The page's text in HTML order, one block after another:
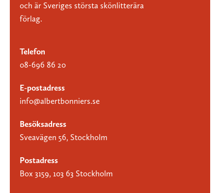
och är Sveriges största skönlitterära
förlag.
Telefon
08-696 86 20
E-postadress
info@albertbonniers.se
Besöksadress
Sveavägen 56, Stockholm
Postadress
Box 3159, 103 63 Stockholm